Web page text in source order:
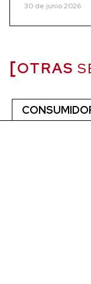
30 de junio 2026
OTRAS